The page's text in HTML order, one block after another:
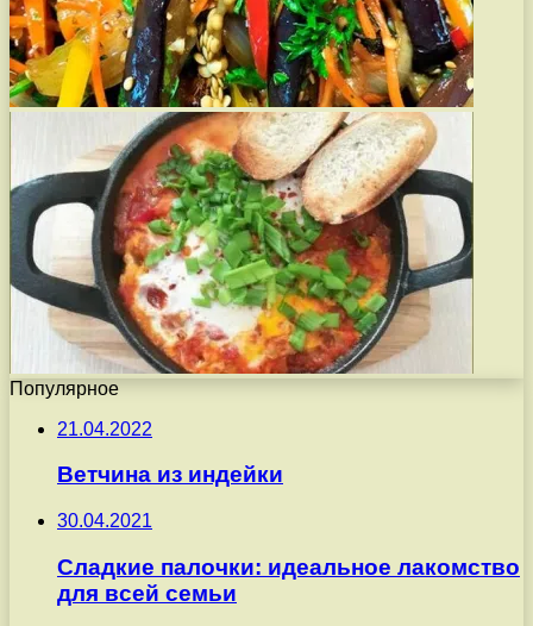
Популярное
21.04.2022
Ветчина из индейки
30.04.2021
Сладкие палочки: идеальное лакомство
для всей семьи